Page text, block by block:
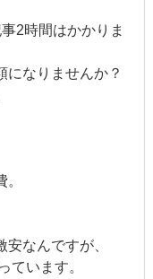
2時間はかかりま
なりませんか？
なんですが、
ています。